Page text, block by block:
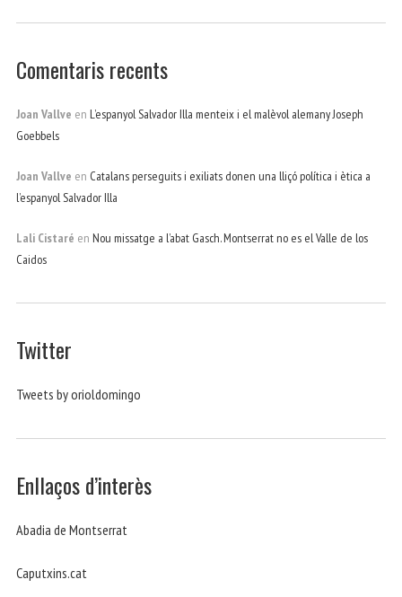
Comentaris recents
Joan Vallve en L’espanyol Salvador Illa menteix i el malèvol alemany Joseph
Goebbels
Joan Vallve en Catalans perseguits i exiliats donen una lliçó política i ètica a
l’espanyol Salvador Illa
Lali Cistaré en Nou missatge a l’abat Gasch. Montserrat no es el Valle de los
Caidos
Twitter
Tweets by orioldomingo
Enllaços d’interès
Abadia de Montserrat
Caputxins.cat